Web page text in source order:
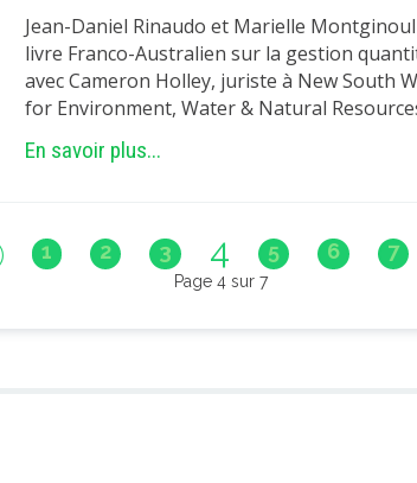
Jean-Daniel Rinaudo et Marielle
livre Franco-Australien sur la gestion
avec Cameron Holley, juriste à New South
for Environment, Water & Natural
En savoir plus...
1 2 3 4 5 6 7
Page 4 sur 7